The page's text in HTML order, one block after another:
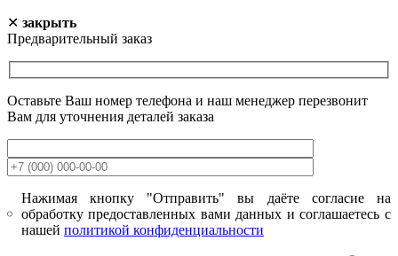
✕ закрыть
Предварительный заказ
Оставьте Ваш номер телефона и наш менеджер перезвонит
Вам для уточнения деталей заказа
Нажимая кнопку "Отправить" вы даёте согласие на
обработку предоставленных вами данных и соглашаетесь с
нашей политикой конфиденциальности